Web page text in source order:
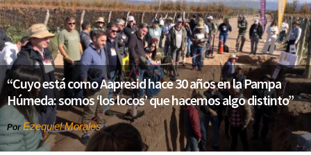
“Cuyo está como Aapresid hace 30 años en la Pampa
Húmeda: somos ‘los locos’ que hacemos algo distinto”
PorEzequiel Morales